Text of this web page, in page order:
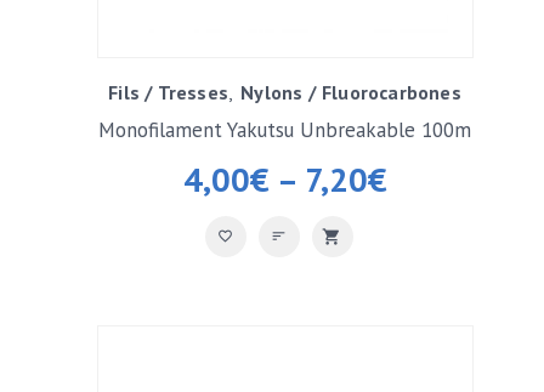
Fils / Tresses Nylons / Fluorocarbones
4,00€– 7,20€
Monofilament Yakutsu Unbreakable 100m